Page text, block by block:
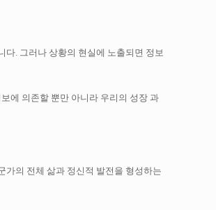
다. 그러나 상황의 현실에 노출되면 정보
에 의존할 뿐만 아니라 우리의 성장 과
가의 전체 삶과 정신적 발전을 형성하는